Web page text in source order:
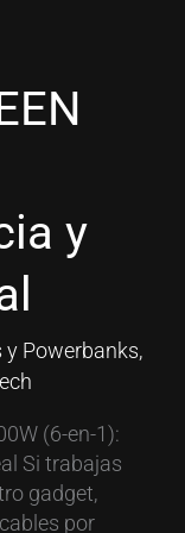
y
y Powerbanks,
(6-en-1):
Si trabajas
gadget,
por